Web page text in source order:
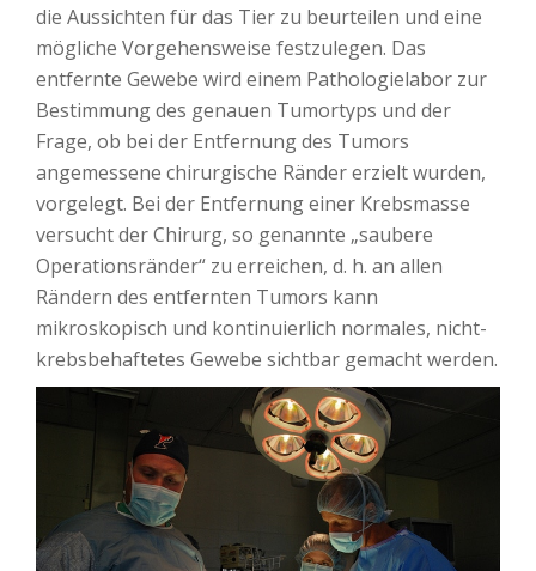
die Aussichten für das Tier zu beurteilen und eine
mögliche Vorgehensweise festzulegen. Das
entfernte Gewebe wird einem Pathologielabor zur
Bestimmung des genauen Tumortyps und der
Frage, ob bei der Entfernung des Tumors
angemessene chirurgische Ränder erzielt wurden,
vorgelegt. Bei der Entfernung einer Krebsmasse
versucht der Chirurg, so genannte „saubere
Operationsränder“ zu erreichen, d. h. an allen
Rändern des entfernten Tumors kann
mikroskopisch und kontinuierlich normales, nicht-
krebsbehaftetes Gewebe sichtbar gemacht werden.